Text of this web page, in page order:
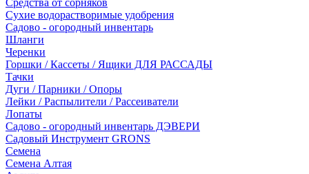
Средства от сорняков
Сухие водорастворимые удобрения
Садово - огородный инвентарь
Шланги
Черенки
Горшки / Кассеты / Ящики ДЛЯ РАССАДЫ
Тачки
Дуги / Парники / Опоры
Лейки / Распылители / Рассеиватели
Лопаты
Садово - огородный инвентарь ДЭВЕРИ
Садовый Инструмент GRONS
Семена
Семена Алтая